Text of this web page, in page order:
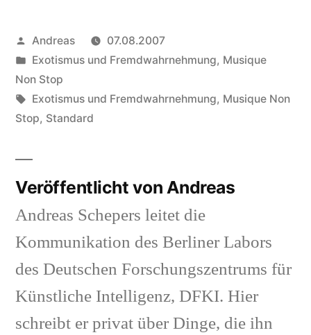
Veröffentlicht
von
Andreas
07.08.2007
Veröffentlicht
in
Exotismus und Fremdwahrnehmung, Musique
Non Stop
Schlagwörter:
Exotismus und Fremdwahrnehmung, Musique Non
Stop, Standard
Veröffentlicht von Andreas
Andreas Schepers leitet die
Kommunikation des Berliner Labors
des Deutschen Forschungszentrums für
Künstliche Intelligenz, DFKI. Hier
schreibt er privat über Dinge, die ihn